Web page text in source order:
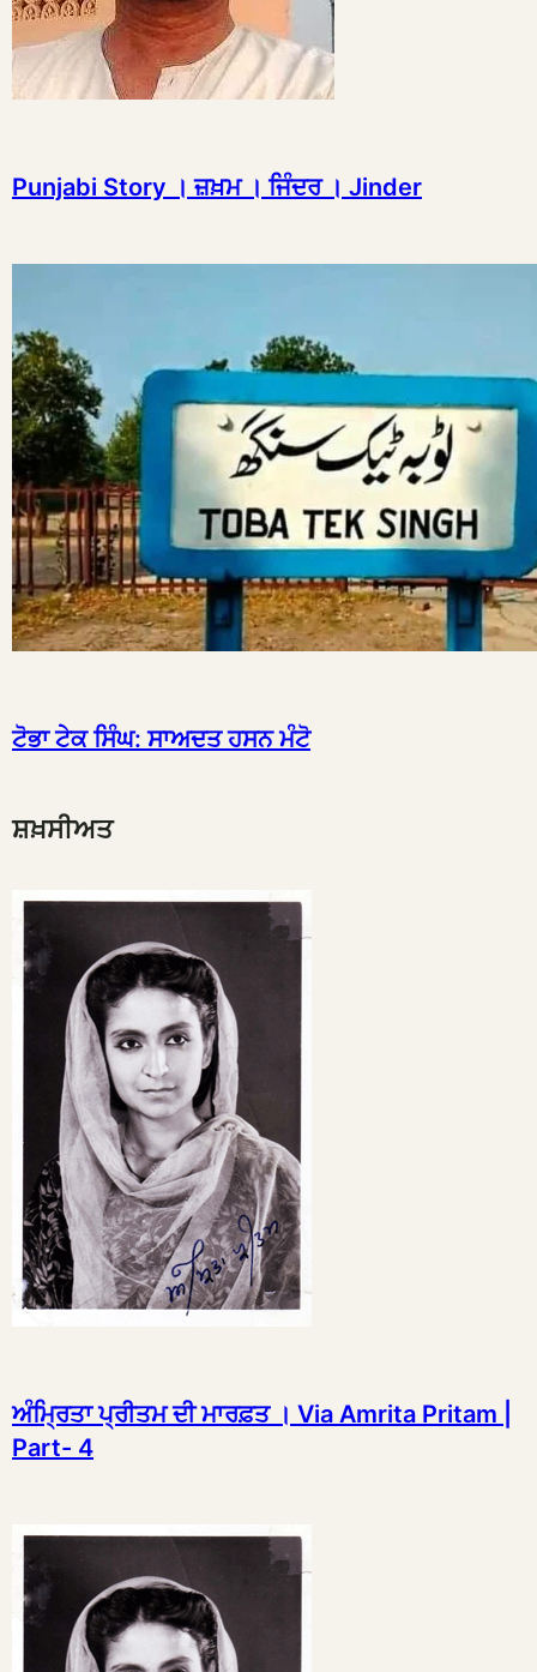
Punjabi Story । ਜ਼ਖ਼ਮ । ਜਿੰਦਰ । Jinder
ਟੋਭਾ ਟੇਕ ਸਿੰਘ: ਸਾਅਦਤ ਹਸਨ ਮੰਟੋ
ਸ਼ਖ਼ਸੀਅਤ
ਅੰਮ੍ਰਿਤਾ ਪ੍ਰੀਤਮ ਦੀ ਮਾਰਫ਼ਤ । Via Amrita Pritam |
Part- 4